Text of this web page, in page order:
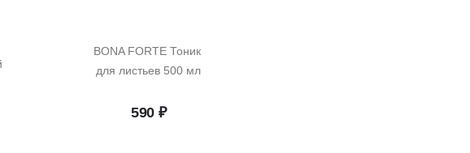
BONA FORTE Тоник
для листьев 500 мл
590 ₽